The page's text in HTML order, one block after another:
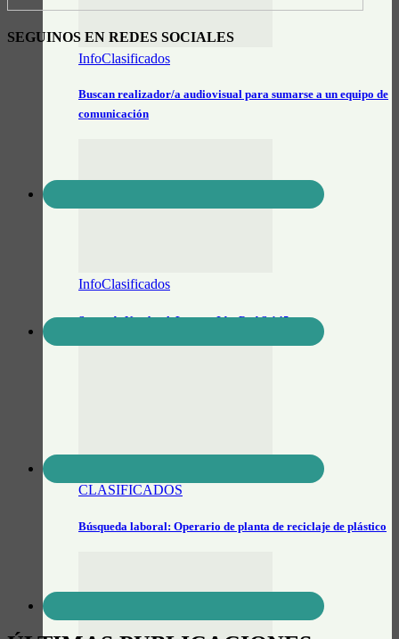
InfoClasificados
Buscan realizador/a audiovisual para sumarse a un equipo de
comunicación
InfoClasificados
Se vende Notebook Lenovo IdeaPad S-145
CLASIFICADOS
Búsqueda laboral: Operario de planta de reciclaje de plástico
SEGUINOS EN REDES SOCIALES